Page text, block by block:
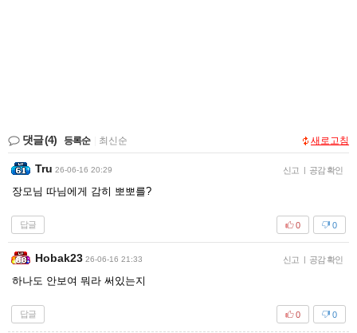
댓글(4) 등록순 최신순 새로고침
Tru 26-06-16 20:29 신고 | 공감 확인
장모님 따님에게 감히 뽀뽀를?
답글 0
0
Hobak23 26-06-16 21:33 신고 | 공감 확인
하나도 안보여 뭐라 써있는지
답글 0
0